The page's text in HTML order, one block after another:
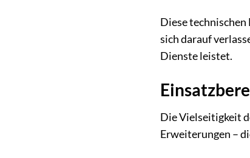
Diese
sich darauf
Dienste leistet.
Die Vielseitigkeit
Erweiterungen –